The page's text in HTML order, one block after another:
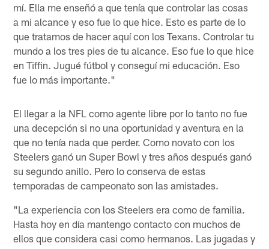
mí. Ella me enseñó a que tenía que controlar las cosas
a mi alcance y eso fue lo que hice. Esto es parte de lo
que tratamos de hacer aquí con los Texans. Controlar tu
mundo a los tres pies de tu alcance. Eso fue lo que hice
en Tiffin. Jugué fútbol y conseguí mi educación. Eso
fue lo más importante."
El llegar a la NFL como agente libre por lo tanto no fue
una decepción si no una oportunidad y aventura en la
que no tenía nada que perder. Como novato con los
Steelers ganó un Super Bowl y tres años después ganó
su segundo anillo. Pero lo conserva de estas
temporadas de campeonato son las amistades.
"La experiencia con los Steelers era como de familia.
Hasta hoy en día mantengo contacto con muchos de
ellos que considera casi como hermanos. Las jugadas y